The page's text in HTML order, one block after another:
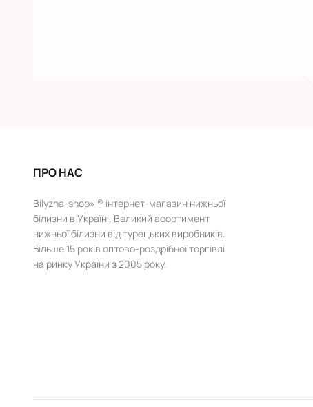
ПРО НАС
Bilyzna-shop» ® інтернет-магазин нижньої
білизни в Україні. Великий асортимент
нижньої білизни від турецьких виробників.
Більше 15 років оптово-роздрібної торгівлі
на ринку України з 2005 року.